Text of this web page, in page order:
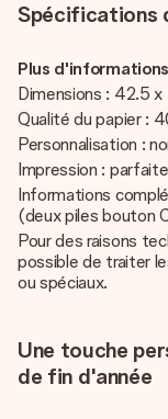
Spécifications
Plus
Dimensions : 42.5
Qualité du papier :
Personnalisation :
Impression :
Informations
(deux piles bouton
Pour des raisons
possible de traiter
ou spéciaux.
Une touche
de fin d'année